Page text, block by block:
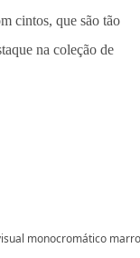
cintos, que são tão
na coleção de
monocromático